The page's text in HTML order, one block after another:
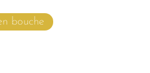
bouche